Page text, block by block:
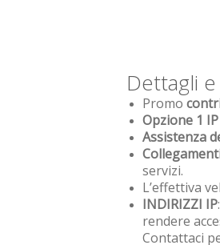
Dettagli
Promo
Opzione 1
Assistenza
servizi.
L’effettiva
INDIRIZZI IP
rendere
Contattaci